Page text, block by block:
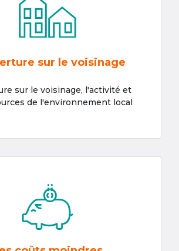
sur le voisinage
sur le voisinage, l'activité et
de l'environnement local